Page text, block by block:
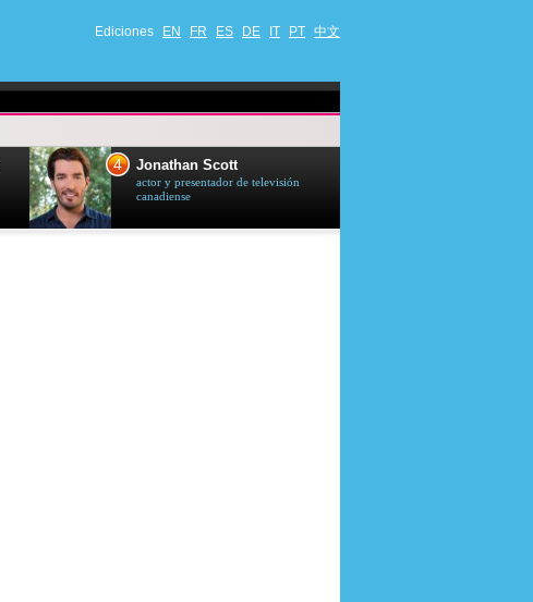
Ediciones EN FR ES DE IT PT 中文
4 Jonathan Scott
actor y presentador de televisión
canadiense